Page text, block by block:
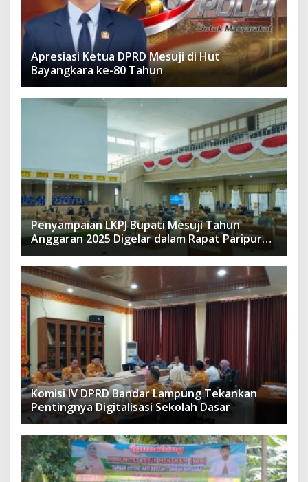
Apresiasi Ketua DPRD Mesuji di Hut
Bayangkara ke-80 Tahun
Penyampaian LKPJ Bupati Mesuji Tahun
Anggaran 2025 Digelar dalam Rapat Paripurna
DPRD
Komisi IV DPRD Bandar Lampung Tekankan
Pentingnya Digitalisasi Sekolah Dasar